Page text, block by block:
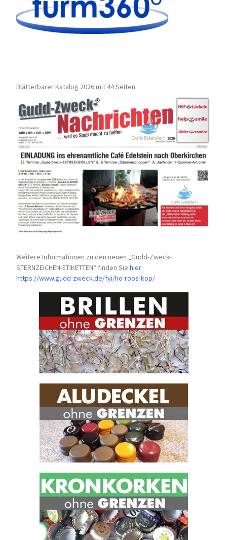
Blätterbarer Katalog 2026 mit 44 Seiten:
Weitere Informationen zu den neuen „Gudd-Zweck-
STERNZEICHEN-ETIKETTEN“ finden Siehier:
https://www.gudd-zweck.de/fyi/ho-roos-kop/